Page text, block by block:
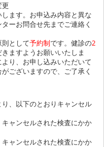
ます。お申込み内容と異な
ーお問合せ先までご連絡く
則として予約制です。健診の2
ますようお願いいたしま
り、お申し込みいただいて
ございますので、ご了承く
、以下のとおりキャンセル
ャンセルされた検査にかか
ャンセルされた検査にかか